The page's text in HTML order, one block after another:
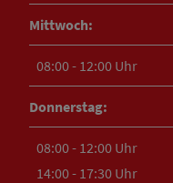
Mittwoch:
08:00 - 12:00 Uhr
Donnerstag:
08:00 - 12:00 Uhr
14:00 - 17:30 Uhr